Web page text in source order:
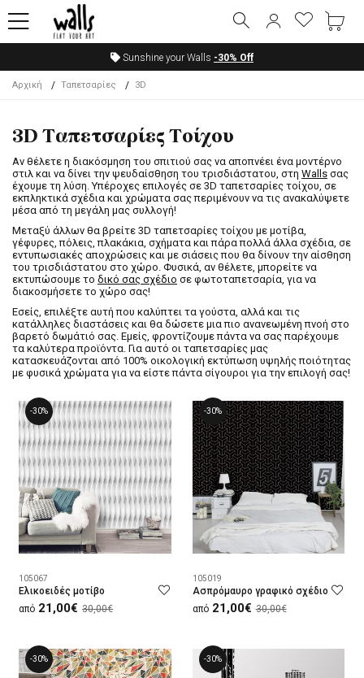
Sunshine your Walls -30% Off
Αρχική Ταπετσαρίες 3D
3D Tαπετσαρίες Tοίχου
Αν θέλετε η διακόσμηση του σπιτιού σας να αποπνέει ένα μοντέρνο
στιλ και να δίνει την ψευδαίσθηση του τρισδιάστατου, στη Walls σας
έχουμε τη λύση. Υπέροχες επιλογές σε 3D ταπετσαρίες τοίχου, σε
εκπληκτικά σχέδια και χρώματα σας περιμένουν να τις ανακαλύψετε
μέσα από τη μεγάλη μας συλλογή!
Μεταξύ άλλων θα βρείτε 3D ταπετσαρίες τοίχου με μοτίβα,
γέφυρες, πόλεις, πλακάκια, σχήματα και πάρα πολλά άλλα σχέδια, σε
εντυπωσιακές αποχρώσεις και με σιάσεις που θα δίνουν την αίσθηση
του τρισδιάστατου στο χώρο. Φυσικά, αν θέλετε, μπορείτε να
εκτυπώσουμε το δικό σας σχέδιο σε φωτοταπετσαρία, για να
διακοσμήσετε το χώρο σας!
Εσείς, επιλέξτε αυτή που καλύπτει τα γούστα, αλλά και τις
κατάλληλες διαστάσεις και θα δώσετε μια πιο ανανεωμένη πνοή στο
βαρετό δωμάτιό σας. Εμείς, φροντίζουμε πάντα να σας παρέχουμε
τα καλύτερα προϊόντα. Για αυτό οι ταπετσαρίες μας
κατασκευάζονται από 100% οικολογική εκτύπωση υψηλής ποιότητας
με φυσικά χρώματα για να είστε πάντα σίγουροι για την επιλογή σας!
-30%
105067
Ελικοειδές μοτίβο
από 21,00€ 30,00€
-30%
105019
Ασπρόμαυρο γραφικό σχέδιο
από 21,00€ 30,00€
-30% -30%